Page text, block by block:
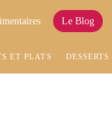
Le Blog
ET PLATS DESSERTS